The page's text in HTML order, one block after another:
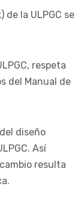
la ULPGC se
respeta
del Manual de
diseño
Así
resulta